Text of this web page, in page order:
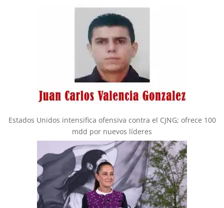
Estados Unidos intensifica ofensiva contra el CJNG; ofrece 100
mdd por nuevos líderes